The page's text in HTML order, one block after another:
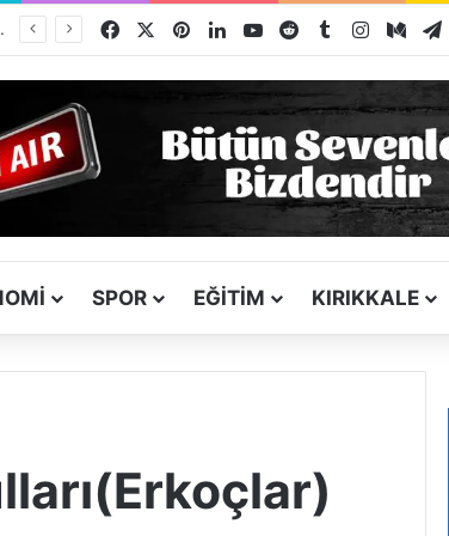
Seyrediyor !!! Facebook PinterestLinkedInYouTubeRedditTumblrInstagram
SPOR EĞITIM KIRIKKALE